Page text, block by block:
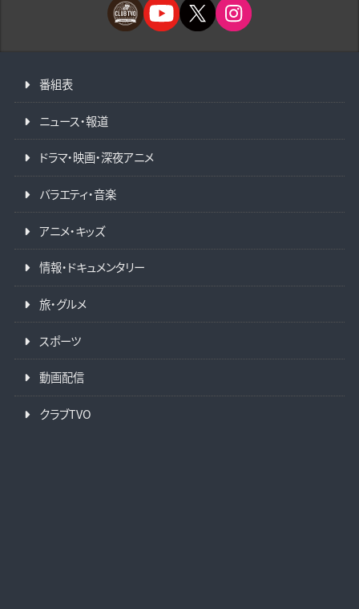
番組表
ニュース・報道
ドラマ・映画・深夜アニメ
バラエティ・音楽
アニメ・キッズ
情報・ドキュメンタリー
旅・グルメ
スポーツ
動画配信
クラブTVO